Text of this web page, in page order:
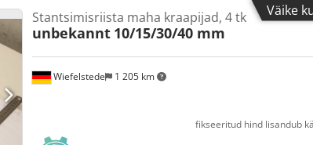
Väike
Wiefelstede 1 205 km
Stantsimisriista maha kraapijad, 4 tk
unbekannt 10/15/30/40 mm
fikseeritud hind lisandub